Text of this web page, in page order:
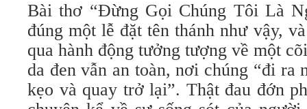
Bài thơ “Đừng Gọi Chúng Tôi Là
đúng một lễ đặt tên thánh như vậy,
qua hành động tưởng tượng về một
da đen vẫn an toàn, nơi chúng “đi ra
kẹo và quay trở lại”. Thật đau đớn